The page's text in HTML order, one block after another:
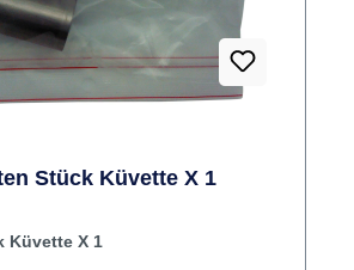
Stück Küvette X 1
Küvette X 1